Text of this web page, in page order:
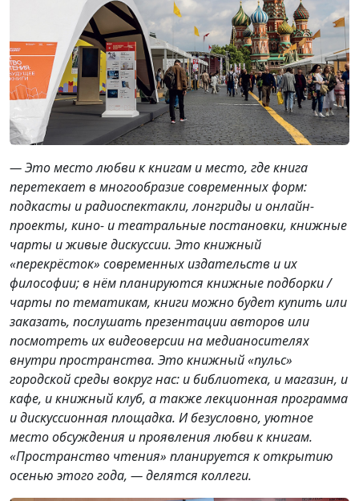
— Это место любви к книгам и место, где книга
перетекает в многообразие современных форм:
подкасты и радиоспектакли, лонгриды и онлайн-
проекты, кино- и театральные постановки, книжные
чарты и живые дискуссии. Это книжный
«перекрёсток» современных издательств и их
философии; в нём планируются книжные подборки /
чарты по тематикам, книги можно будет купить или
заказать, послушать презентации авторов или
посмотреть их видеоверсии на медианосителях
внутри пространства. Это книжный «пульс»
городской среды вокруг нас: и библиотека, и магазин, и
кафе, и книжный клуб, а также лекционная программа
и дискуссионная площадка. И безусловно, уютное
место обсуждения и проявления любви к книгам.
«Пространство чтения» планируется к открытию
осенью этого года, — делятся коллеги.